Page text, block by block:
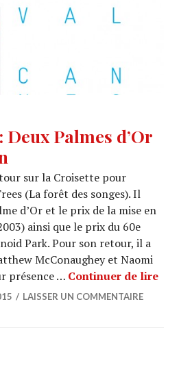
Deux Palmes d’Or
sur la Croisette pour
(La forêt des songes). Il
d’Or et le prix de la mise en
ainsi que le prix du 60e
Park. Pour son retour, il a
McConaughey et Naomi
présence … Continuer de lire
LAISSER UN COMMENTAIRE